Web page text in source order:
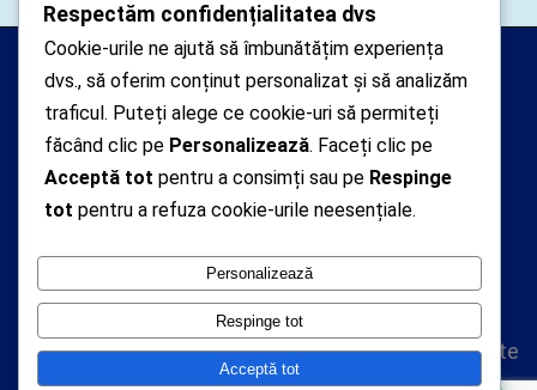
Arhipelago Interactive © 2010-
2024. Toate drepturile rezervate.
Datele cu caracter personal
colectate pe acest site sunt administrate de un
operator
Nationala de Supraveghere a Prelucrarii Datelor cu
Politica de confidentialitate
Respectăm confidențialitatea dvs
Cookie-urile ne ajută să îmbunătățim experiența
dvs., să oferim conținut personalizat și să analizăm
traficul. Puteți alege ce cookie-uri să permiteți
făcând clic pe Personalizează. Faceți clic pe
Acceptă tot pentru a consimți sau pe Respinge
tot pentru a refuza cookie-urile neesențiale.
Personalizează
Respinge tot
Acceptă tot